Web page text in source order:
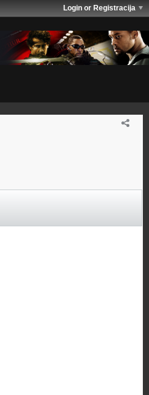
Login or Registracija